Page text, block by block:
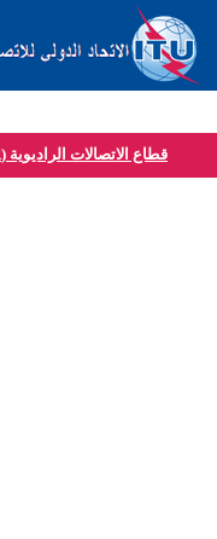
قطاع الاتصالات الراديوية (ITU-R)